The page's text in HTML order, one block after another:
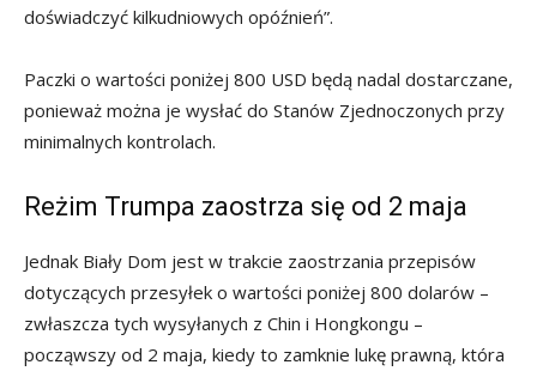
doświadczyć kilkudniowych opóźnień”.
Paczki o wartości poniżej 800 USD będą nadal dostarczane,
ponieważ można je wysłać do Stanów Zjednoczonych przy
minimalnych kontrolach.
Reżim Trumpa zaostrza się od 2 maja
Jednak Biały Dom jest w trakcie zaostrzania przepisów
dotyczących przesyłek o wartości poniżej 800 dolarów –
zwłaszcza tych wysyłanych z Chin i Hongkongu –
począwszy od 2 maja, kiedy to zamknie lukę prawną, która